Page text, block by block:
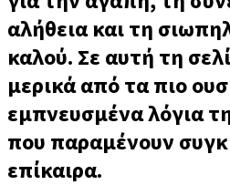
αλήθεια και τη
καλού. Σε αυτή τη
μερικά από τα πιο
εμπνευσμένα λόγια
που παραμένουν
επίκαιρα.